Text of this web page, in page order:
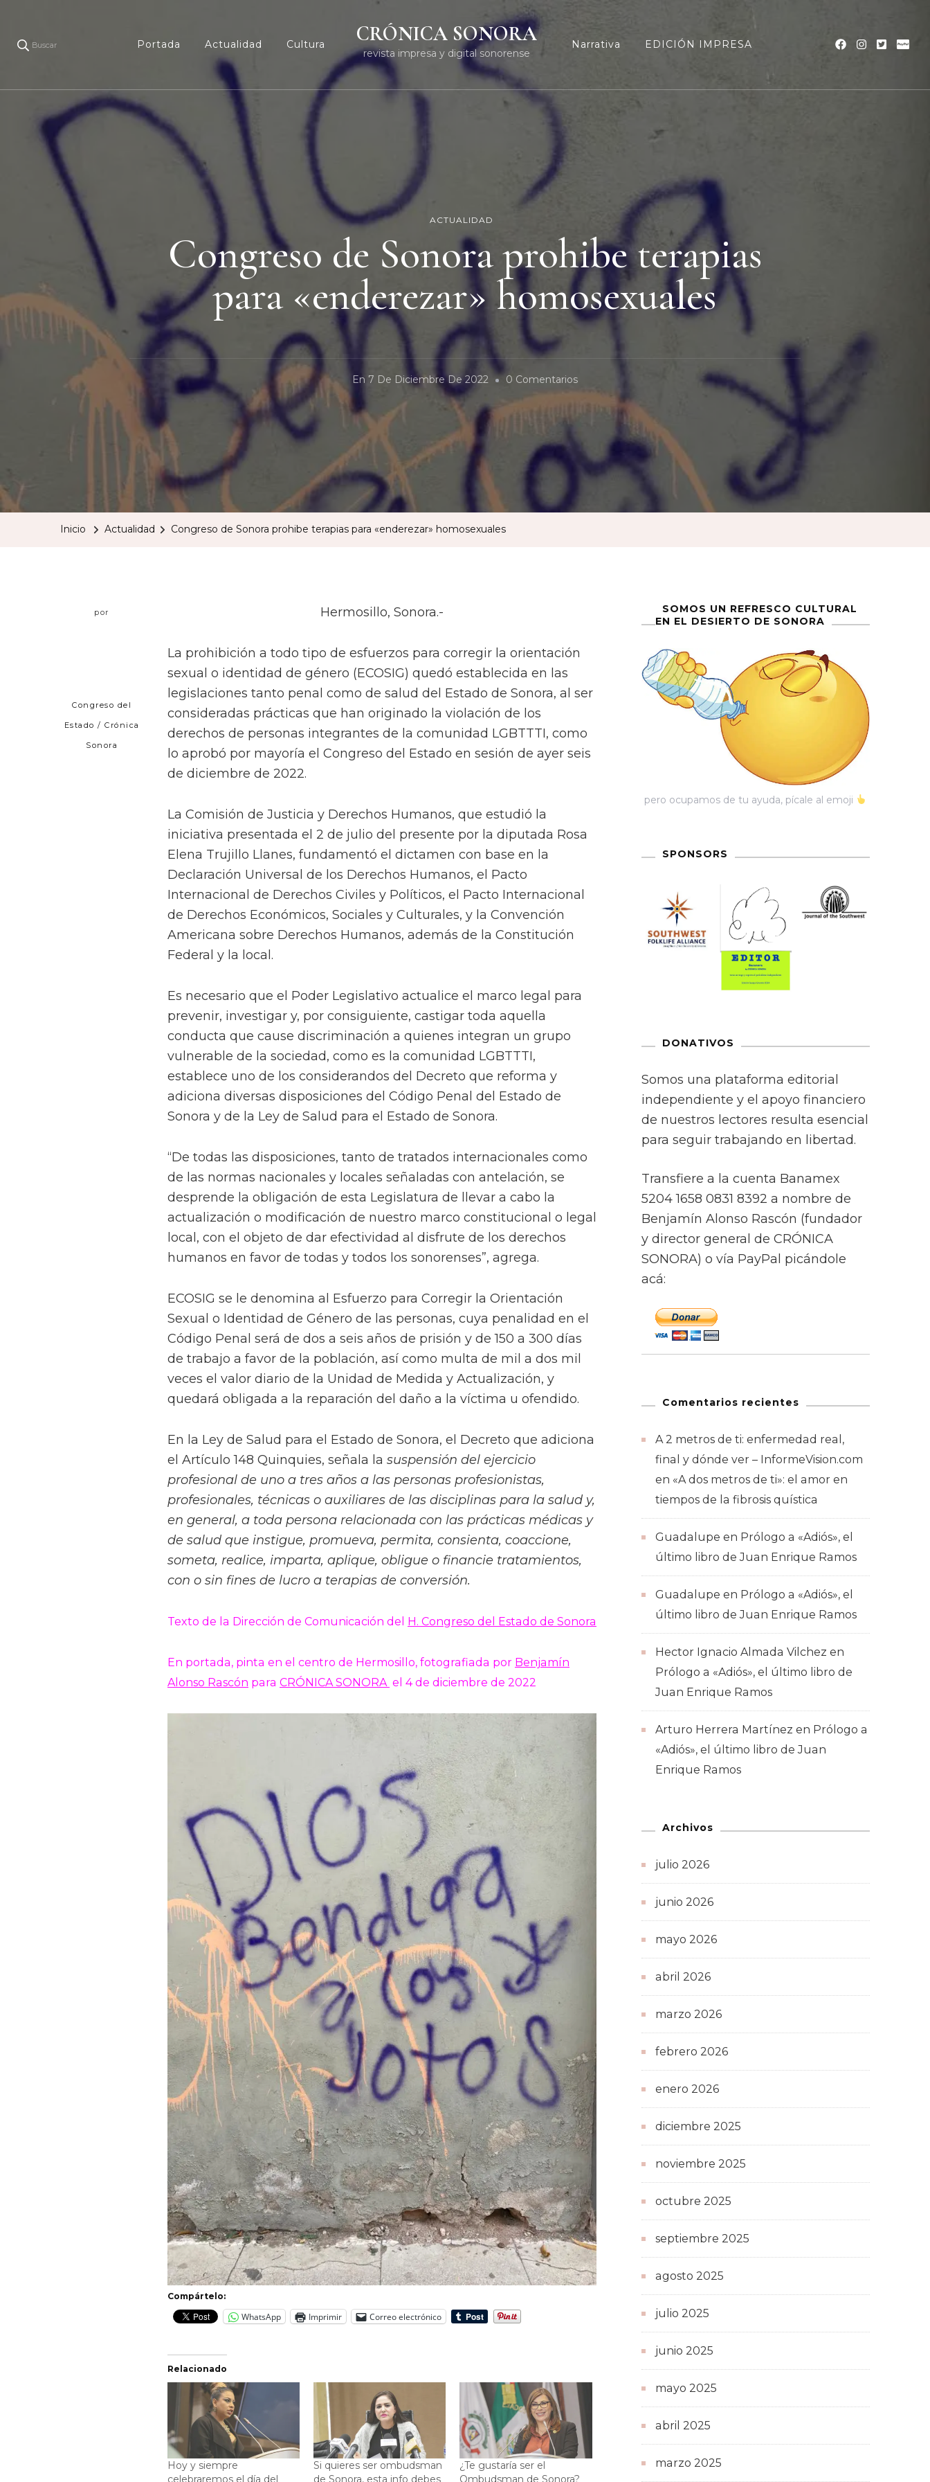
Buscar Portada Actualidad Cultura CRÓNICA SONORA
revista impresa y digital sonorense
Narrativa EDICIÓN IMPRESA
ACTUALIDAD
Congreso de Sonora prohibe terapias
para «enderezar» homosexuales
En 7 De Diciembre De 2022 0 ComentariosEn
Congreso
De
Prohibe
Terapias
Inicio Actualidad Congreso de Sonora prohibe terapias para «enderezar» homosexuales
por
Congreso del
Estado / Crónica
Sonora
Hermosillo, Sonora.-
La prohibición a todo tipo de esfuerzos para corregir la orientación
sexual o identidad de género (ECOSIG) quedó establecida en las
legislaciones tanto penal como de salud del Estado de Sonora, al ser
consideradas prácticas que han originado la violación de los
derechos de personas integrantes de la comunidad LGBTTTI, como
lo aprobó por mayoría el Congreso del Estado en sesión de ayer seis
de diciembre de 2022.
La Comisión de Justicia y Derechos Humanos, que estudió la
iniciativa presentada el 2 de julio del presente por la diputada Rosa
Elena Trujillo Llanes, fundamentó el dictamen con base en la
Declaración Universal de los Derechos Humanos, el Pacto
Internacional de Derechos Civiles y Políticos, el Pacto Internacional
de Derechos Económicos, Sociales y Culturales, y la Convención
Americana sobre Derechos Humanos, además de la Constitución
Federal y la local.
Es necesario que el Poder Legislativo actualice el marco legal para
prevenir, investigar y, por consiguiente, castigar toda aquella
conducta que cause discriminación a quienes integran un grupo
vulnerable de la sociedad, como es la comunidad LGBTTTI,
establece uno de los considerandos del Decreto que reforma y
adiciona diversas disposiciones del Código Penal del Estado de
Sonora y de la Ley de Salud para el Estado de Sonora.
“De todas las disposiciones, tanto de tratados internacionales como
de las normas nacionales y locales señaladas con antelación, se
desprende la obligación de esta Legislatura de llevar a cabo la
actualización o modificación de nuestro marco constitucional o legal
local, con el objeto de dar efectividad al disfrute de los derechos
humanos en favor de todas y todos los sonorenses”, agrega.
ECOSIG se le denomina al Esfuerzo para Corregir la Orientación
Sexual o Identidad de Género de las personas, cuya penalidad en el
Código Penal será de dos a seis años de prisión y de 150 a 300 días
de trabajo a favor de la población, así como multa de mil a dos mil
veces el valor diario de la Unidad de Medida y Actualización, y
quedará obligada a la reparación del daño a la víctima u ofendido.
En la Ley de Salud para el Estado de Sonora, el Decreto que adiciona
el Artículo 148 Quinquies, señala la suspensión del ejercicio
profesional de uno a tres años a las personas profesionistas,
profesionales, técnicas o auxiliares de las disciplinas para la salud y,
en general, a toda persona relacionada con las prácticas médicas y
de salud que instigue, promueva, permita, consienta, coaccione,
someta, realice, imparta, aplique, obligue o financie tratamientos,
con o sin fines de lucro a terapias de conversión.
Texto de la Dirección de Comunicación del H. Congreso del Estado de Sonora
En portada, pinta en el centro de Hermosillo, fotografiada por Benjamín
Alonso Rascón para CRÓNICA SONORA el 4 de diciembre de 2022
Compártelo:
WhatsApp Imprimir Correo electrónico
Relacionado
Hoy y siempre
celebraremos el día del
Si quieres ser ombudsman
de Sonora, esta info debes
¿Te gustaría ser el
Ombudsman de Sonora?
SOMOS UN REFRESCO CULTURAL
EN EL DESIERTO DE SONORA
pero ocupamos de tu ayuda, pícale al emoji
SPONSORS
DONATIVOS
Somos una plataforma editorial
independiente y el apoyo financiero
de nuestros lectores resulta esencial
para seguir trabajando en libertad.
Transfiere a la cuenta Banamex
5204 1658 0831 8392 a nombre de
Benjamín Alonso Rascón (fundador
y director general de CRÓNICA
SONORA) o vía PayPal picándole
acá:
Comentarios recientes
A 2 metros de ti: enfermedad real,
final y dónde ver – InformeVision.com
en «A dos metros de ti»: el amor en
tiempos de la fibrosis quística
Guadalupe en Prólogo a «Adiós», el
último libro de Juan Enrique Ramos
Guadalupe en Prólogo a «Adiós», el
último libro de Juan Enrique Ramos
Hector Ignacio Almada Vilchez en
Prólogo a «Adiós», el último libro de
Juan Enrique Ramos
Arturo Herrera Martínez en Prólogo a
«Adiós», el último libro de Juan
Enrique Ramos
Archivos
julio 2026
junio 2026
mayo 2026
abril 2026
marzo 2026
febrero 2026
enero 2026
diciembre 2025
noviembre 2025
octubre 2025
septiembre 2025
agosto 2025
julio 2025
junio 2025
mayo 2025
abril 2025
marzo 2025